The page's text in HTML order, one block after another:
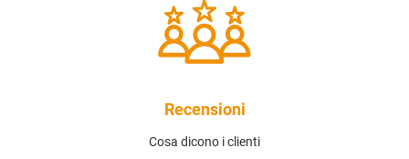
Recensioni
Cosa dicono i clienti